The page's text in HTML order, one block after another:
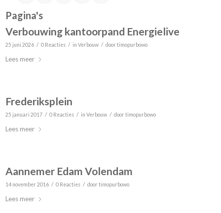
Pagina's
Verbouwing kantoorpand Energielive
25 juni 2026 / 0 Reacties / inVerbouw / doortimopurbowo
Lees meer
Frederiksplein
25 januari 2017 / 0 Reacties / inVerbouw / doortimopurbowo
Lees meer
Aannemer Edam Volendam
14 november 2016 / 0 Reacties / doortimopurbowo
Lees meer